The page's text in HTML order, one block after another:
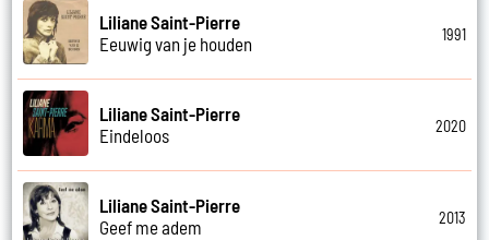
Liliane Saint-Pierre
Eeuwig van je houden
1991
Liliane Saint-Pierre
Eindeloos
2020
Liliane Saint-Pierre
Geef me adem
2013